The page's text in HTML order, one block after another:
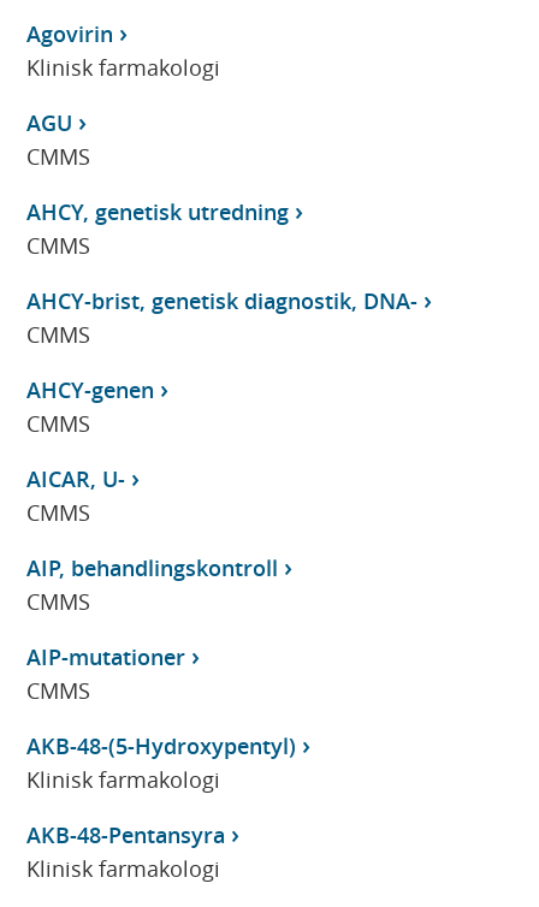
Agovirin
Klinisk farmakologi
AGU
CMMS
AHCY, genetisk utredning
CMMS
AHCY-brist, genetisk diagnostik, DNA-
CMMS
AHCY-genen
CMMS
AICAR, U-
CMMS
AIP, behandlingskontroll
CMMS
AIP-mutationer
CMMS
AKB-48-(5-Hydroxypentyl)
Klinisk farmakologi
AKB-48-Pentansyra
Klinisk farmakologi